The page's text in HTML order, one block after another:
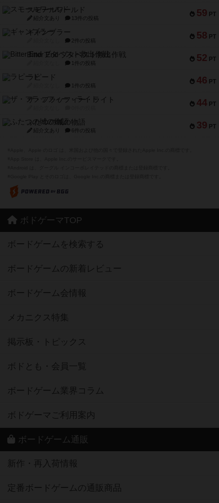
59 PT
スモールワールド
紹介文あり 13件の投稿
58 PT
ギャンブラー
2件の投稿
52 PT
Bitter End ブタペスト救出作戦
1件の投稿
46 PT
ラピード
1件の投稿
44 PT
ザ・フラッフィー・ライト
39 PT
ふたつの城の物語
紹介文あり 6件の投稿
ボドゲーマTOP
ボードゲームを検索する
ボードゲームの新着レビュー
ボードゲーム会情報
メカニクス特集
掲示板・トピックス
ボドとも・会員一覧
ボードゲーム業界コラム
ボドゲーマご利用案内
ボードゲーム通販
新作・再入荷情報
定番ボードゲームの通販商品